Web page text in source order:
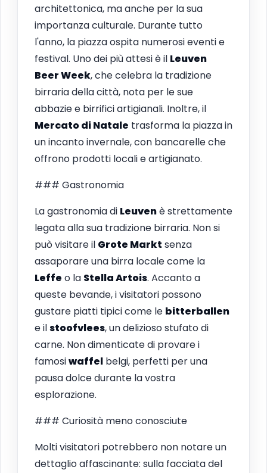
architettonica, ma anche per la sua
importanza culturale. Durante tutto
l'anno, la piazza ospita numerosi eventi e
festival. Uno dei più attesi è il Leuven
Beer Week, che celebra la tradizione
birraria della città, nota per le sue
abbazie e birrifici artigianali. Inoltre, il
Mercato di Natale trasforma la piazza in
un incanto invernale, con bancarelle che
offrono prodotti locali e artigianato.
### Gastronomia
La gastronomia di Leuvenè strettamente
legata alla sua tradizione birraria. Non si
può visitare il Grote Markt senza
assaporare una birra locale come la
Leffe o la Stella Artois. Accanto a
queste bevande, i visitatori possono
gustare piatti tipici come le bitterballen
e ilstoofvlees, un delizioso stufato di
carne. Non dimenticate di provare i
famosiwaffel belgi, perfetti per una
pausa dolce durante la vostra
esplorazione.
### Curiosità meno conosciute
Molti visitatori potrebbero non notare un
dettaglio affascinante: sulla facciata del